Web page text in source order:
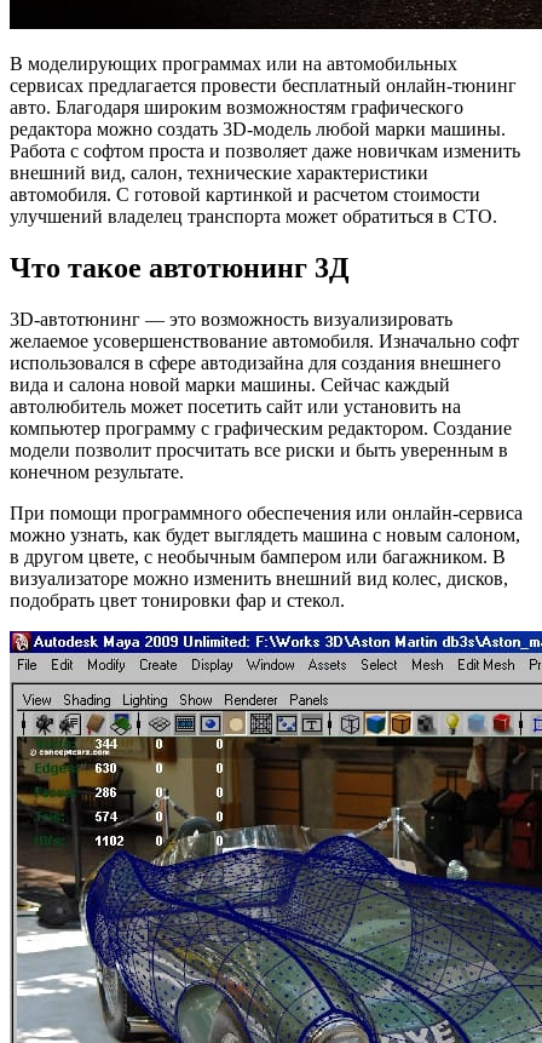
В моделирующих программах или на автомобильных
сервисах предлагается провести бесплатный онлайн-тюнинг
авто. Благодаря широким возможностям графического
редактора можно создать 3D-модель любой марки машины.
Работа с софтом проста и позволяет даже новичкам изменить
внешний вид, салон, технические характеристики
автомобиля. С готовой картинкой и расчетом стоимости
улучшений владелец транспорта может обратиться в СТО.
Что такое автотюнинг 3Д
3D-автотюнинг — это возможность визуализировать
желаемое усовершенствование автомобиля. Изначально софт
использовался в сфере автодизайна для создания внешнего
вида и салона новой марки машины. Сейчас каждый
автолюбитель может посетить сайт или установить на
компьютер программу с графическим редактором. Создание
модели позволит просчитать все риски и быть уверенным в
конечном результате.
При помощи программного обеспечения или онлайн-сервиса
можно узнать, как будет выглядеть машина с новым салоном,
в другом цвете, с необычным бампером или багажником. В
визуализаторе можно изменить внешний вид колес, дисков,
подобрать цвет тонировки фар и стекол.